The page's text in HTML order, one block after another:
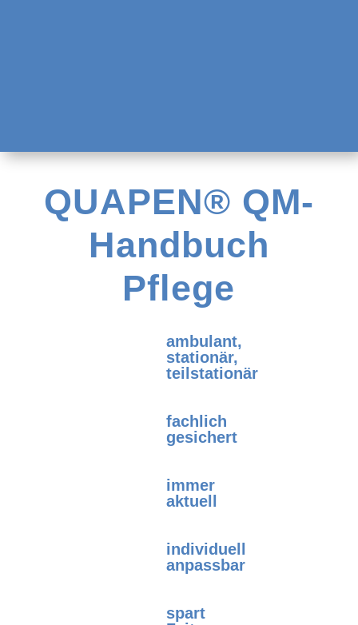
QUAPEN® QM-
Handbuch
Pflege
ambulant,
stationär,
teilstationär
fachlich
gesichert
immer
aktuell
individuell
anpassbar
spart